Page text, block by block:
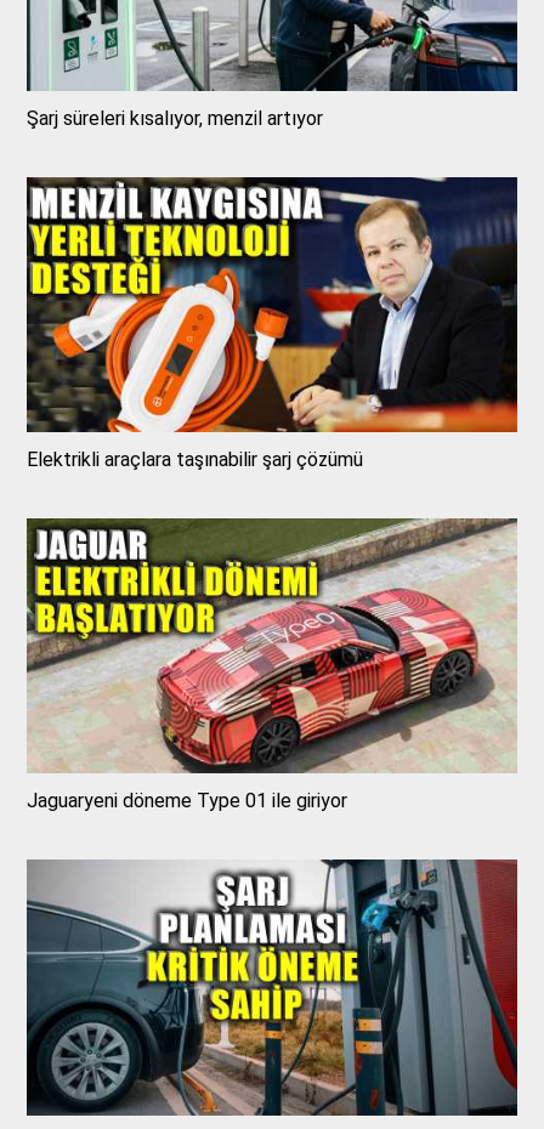
Şarj süreleri kısalıyor, menzil artıyor
Elektrikli araçlara taşınabilir şarj çözümü
Jaguaryeni döneme Type 01 ile giriyor